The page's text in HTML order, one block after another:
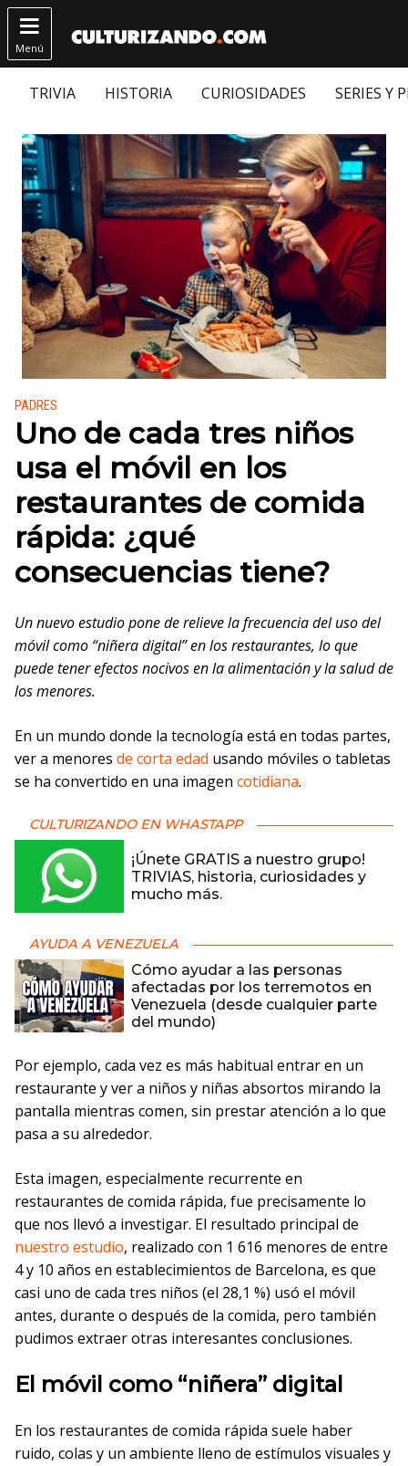

Menú
TRIVIA HISTORIA CURIOSIDADES SERIES Y
Publicado en:
PADRES
Uno de cada tres niños
usa el móvil en los
restaurantes de comida
rápida: ¿qué
consecuencias tiene?
Un nuevo estudio pone de relieve la frecuencia del uso del
móvil como “niñera digital” en los restaurantes, lo que
puede tener efectos nocivos en la alimentación y la salud de
los menores.
En un mundo donde la tecnología está en todas partes,
ver a menores de corta edad usando móviles o tabletas
se ha convertido en una imagen cotidiana.
CULTURIZANDO EN WHASTAPP
¡Únete GRATIS a nuestro grupo!
TRIVIAS, historia, curiosidades y
mucho más.
AYUDA A VENEZUELA
Cómo ayudar a las personas
afectadas por los terremotos en
Venezuela (desde cualquier parte
del mundo)
Por ejemplo, cada vez es más habitual entrar en un
restaurante y ver a niños y niñas absortos mirando la
pantalla mientras comen, sin prestar atención a lo que
pasa a su alrededor.
Esta imagen, especialmente recurrente en
restaurantes de comida rápida, fue precisamente lo
que nos llevó a investigar. El resultado principal de
nuestro estudio, realizado con 1 616 menores de entre
4 y 10 años en establecimientos de Barcelona, es que
casi uno de cada tres niños (el 28,1 %) usó el móvil
antes, durante o después de la comida, pero también
pudimos extraer otras interesantes conclusiones.
El móvil como “niñera” digital
En los restaurantes de comida rápida suele haber
ruido, colas y un ambiente lleno de estímulos visuales y